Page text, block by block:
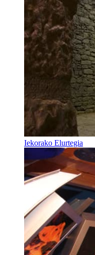
Iekorako Elurtegia